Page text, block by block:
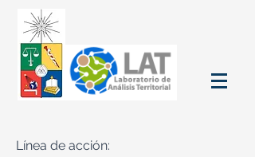
Línea de acción: